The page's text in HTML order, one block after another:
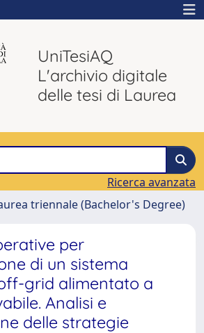
UniTesiAQ
L'archivio digitale
delle tesi di Laurea
Ricerca avanzata
triennale (Bachelor's Degree)
per
di un sistema
grid alimentato a
Analisi e
delle strategie